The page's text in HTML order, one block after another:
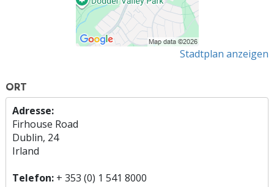
Stadtplan anzeigen
ORT
Adresse:
Firhouse Road
Dublin, 24
Irland
Telefon: + 353 (0) 1 541 8000